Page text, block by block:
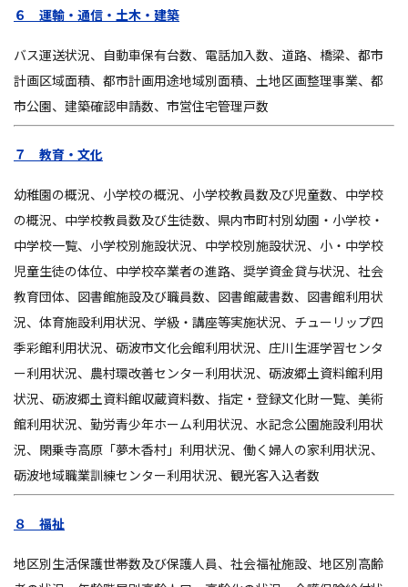
６ 運輸・通信・土木・建築
バス運送状況、自動車保有台数、電話加入数、道路、橋梁、都市
計画区域面積、都市計画用途地域別面積、土地区画整理事業、都
市公園、建築確認申請数、市営住宅管理戸数
７ 教育・文化
幼稚園の概況、小学校の概況、小学校教員数及び児童数、中学校
の概況、中学校教員数及び生徒数、県内市町村別幼園・小学校・
中学校一覧、小学校別施設状況、中学校別施設状況、小・中学校
児童生徒の体位、中学校卒業者の進路、奨学資金貸与状況、社会
教育団体、図書館施設及び職員数、図書館蔵書数、図書館利用状
況、体育施設利用状況、学級・講座等実施状況、チューリップ四
季彩館利用状況、砺波市文化会館利用状況、庄川生涯学習センタ
ー利用状況、農村環改善センター利用状況、砺波郷土資料館利用
状況、砺波郷土資料館収蔵資料数、指定・登録文化財一覧、美術
館利用状況、勤労青少年ホーム利用状況、水記念公園施設利用状
況、閑乗寺高原「夢木香村」利用状況、働く婦人の家利用状況、
砺波地域職業訓練センター利用状況、観光客入込者数
８ 福祉
地区別生活保護世帯数及び保護人員、社会福祉施設、地区別高齢